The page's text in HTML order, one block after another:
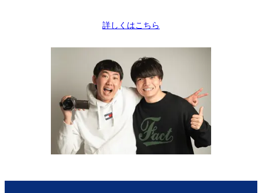
詳しくはこちら